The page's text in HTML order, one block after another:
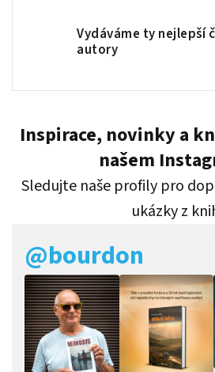
Vydáváme ty nejlepší
autory
Inspirace, novinky a
našem
Sledujte naše profily pro
ukázky z
@bourdon